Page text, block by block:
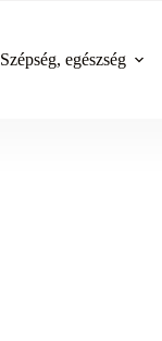
Szépség, egészség